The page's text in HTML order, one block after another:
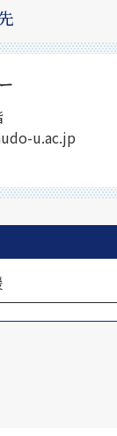
u.ac.jp